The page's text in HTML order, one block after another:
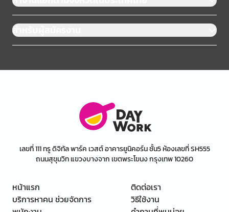
สำหรับผู้สมัครงาน
เลขที่ 111 ทรู ดิจิทัล พาร์ค เวสต์ อาคารยูนิคอร์น ชั้น5 ห้องเลขที่ SH555
ถนนสุขุมวิท แขวงบางจาก เขตพระโขนง กรุงเทพ 10260
หน้าแรก
บริการหาคน ช่วยจัดการ
ติดต่อเรา
วิธีใช้งาน